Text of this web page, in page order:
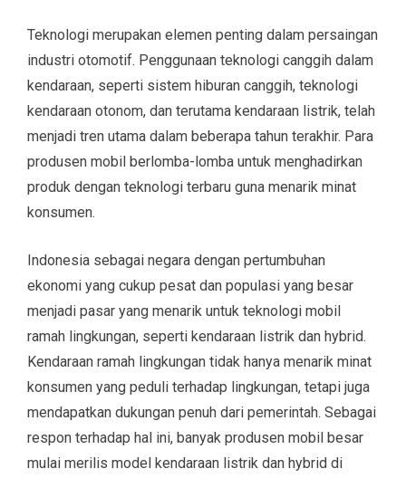
Teknologi merupakan elemen penting dalam persaingan
industri otomotif. Penggunaan teknologi canggih dalam
kendaraan, seperti sistem hiburan canggih, teknologi
kendaraan otonom, dan terutama kendaraan listrik, telah
menjadi tren utama dalam beberapa tahun terakhir. Para
produsen mobil berlomba-lomba untuk menghadirkan
produk dengan teknologi terbaru guna menarik minat
konsumen.
Indonesia sebagai negara dengan pertumbuhan
ekonomi yang cukup pesat dan populasi yang besar
menjadi pasar yang menarik untuk teknologi mobil
ramah lingkungan, seperti kendaraan listrik dan hybrid.
Kendaraan ramah lingkungan tidak hanya menarik minat
konsumen yang peduli terhadap lingkungan, tetapi juga
mendapatkan dukungan penuh dari pemerintah. Sebagai
respon terhadap hal ini, banyak produsen mobil besar
mulai merilis model kendaraan listrik dan hybrid di